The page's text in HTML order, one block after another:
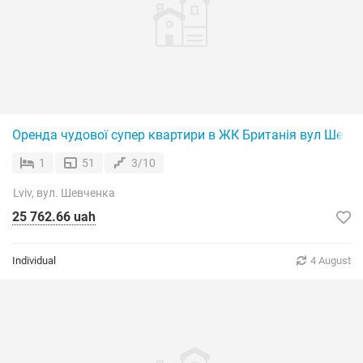
Оренда чудової супер квартири в ЖК Британія вул
1 51 3/10
Lviv, вул. Шевченка
25 762.66 uah
Individual 4 August